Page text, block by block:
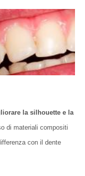
la silhouette e la
di materiali compositi
con il dente